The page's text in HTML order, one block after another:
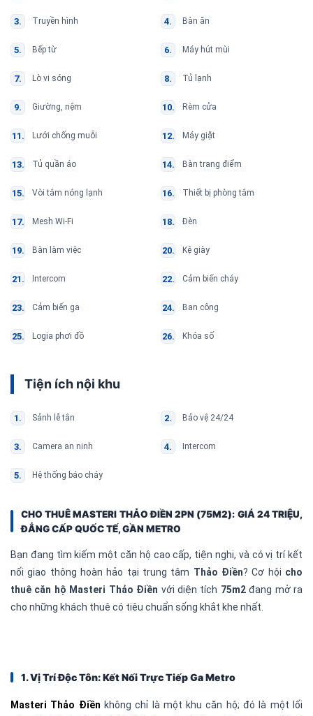
Truyền hình Bàn ăn
Bếp từ Máy hút mùi
Lò vi sóng Tủ lạnh
Giường, nệm Rèm cửa
Lưới chống muỗi Máy giặt
Tủ quần áo Bàn trang điểm
Vòi tắm nóng lạnh Thiết bị phòng tắm
Mesh Wi-Fi Đèn
Bàn làm việc Kệ giày
Intercom Cảm biến cháy
Cảm biến ga Ban công
Logia phơi đồ Khóa số
Tiện ích nội khu
Sảnh lễ tân Bảo vệ 24/24
Camera an ninh Intercom
Hệ thống báo cháy
CHO THUÊ MASTERI THẢO ĐIỀN 2PN (75M2): GIÁ 24 TRIỆU,
ĐẲNG CẤP QUỐC TẾ, GẦN METRO
Bạn đang tìm kiếm một căn hộ cao cấp, tiện nghi, và có vị trí kết
nối giao thông hoàn hảo tại trung tâm Thảo Điền? Cơ hội cho
thuê căn hộ Masteri Thảo Điền với diện tích 75m2đang mở ra
cho những khách thuê có tiêu chuẩn sống khắt khe nhất.
1. Vị Trí Độc Tôn: Kết Nối Trực Tiếp Ga Metro
Masteri Thảo Điền không chỉ là một khu căn hộ; đó là một lối